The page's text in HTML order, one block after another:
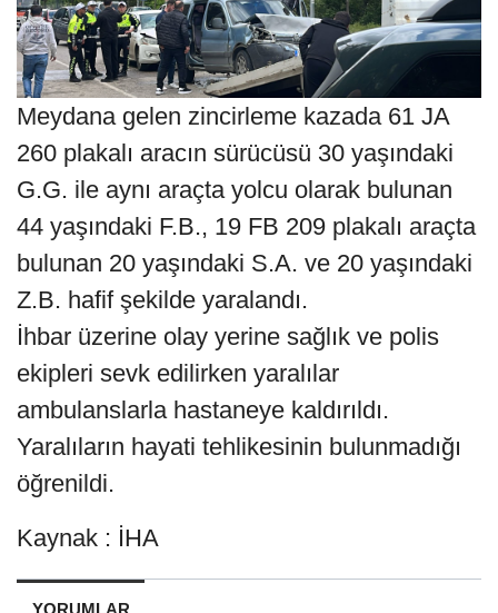
Meydana gelen zincirleme kazada 61 JA
260 plakalı aracın sürücüsü 30 yaşındaki
G.G. ile aynı araçta yolcu olarak bulunan
44 yaşındaki F.B., 19 FB 209 plakalı araçta
bulunan 20 yaşındaki S.A. ve 20 yaşındaki
Z.B. hafif şekilde yaralandı.
İhbar üzerine olay yerine sağlık ve polis
ekipleri sevk edilirken yaralılar
ambulanslarla hastaneye kaldırıldı.
Yaralıların hayati tehlikesinin bulunmadığı
öğrenildi.
Kaynak : İHA
YORUMLAR